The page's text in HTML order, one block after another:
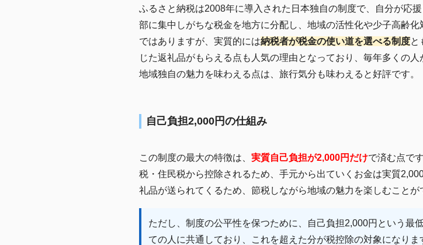
ふるさと納税は2008年に導入された日本独自の制度で、自分が応
部に集中しがちな税金を地方に分配し、地域の活性化や少子高齢
ではありますが、実質的には納税者が税金の使い道を選べる制度と
じた返礼品がもらえる点も人気の理由となっており、毎年多くの
地域独自の魅力を味わえる点は、旅行気分も味わえると好評です。
自己負担2,000円の仕組み
この制度の最大の特徴は、 実質自己負担が2,000円だけで済む点で
税・住民税から控除されるため、手元から出ていくお金は実質
礼品が送られてくるため、節税しながら地域の魅力を楽しむことが
ただし、制度の公平性を保つために、自己負担2,000円という最
ての人に共通しており、これを超えた分が税控除の対象になり